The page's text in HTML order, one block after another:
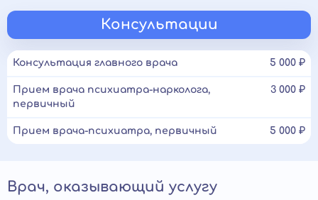
Консультации
Консультация главного врача 5 000 ₽
Прием врача психиатра-нарколога,
первичный
3 000 ₽
Прием врача-психиатра, первичный 5 000 ₽
Врач, оказывающий услугу